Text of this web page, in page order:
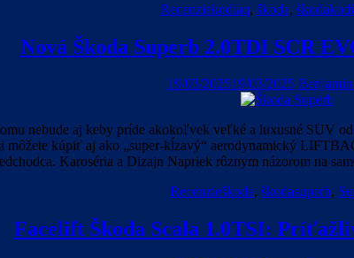
Recenziekodiaq, škoda,
Nová Škoda Superb 2.0TDI SCR
19/03/202519/03/2025
nebude aj keby príde akokoľvek veľké a luxusné SUV
kúpiť aj ako „super-kĺzavý“ aerodynamický
Karoséria a Dizajn Napriek rôznym názorom na
Recenzieškoda, škodasuperb,
Facelift Škoda Scala 1.0TSI: